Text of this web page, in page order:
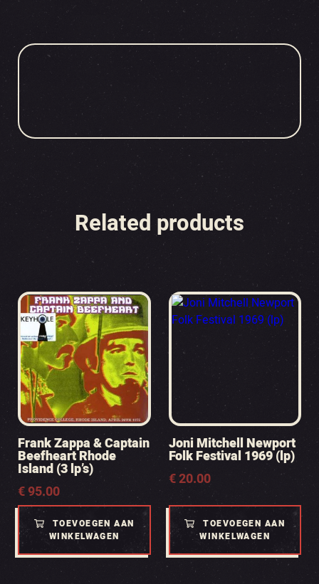
Related products
Frank Zappa & Captain
Beefheart Rhode
Island (3 lp’s)
€95.00
TOEVOEGEN AAN
WINKELWAGEN
Joni Mitchell Newport
Folk Festival 1969 (lp)
€20.00
TOEVOEGEN AAN
WINKELWAGEN